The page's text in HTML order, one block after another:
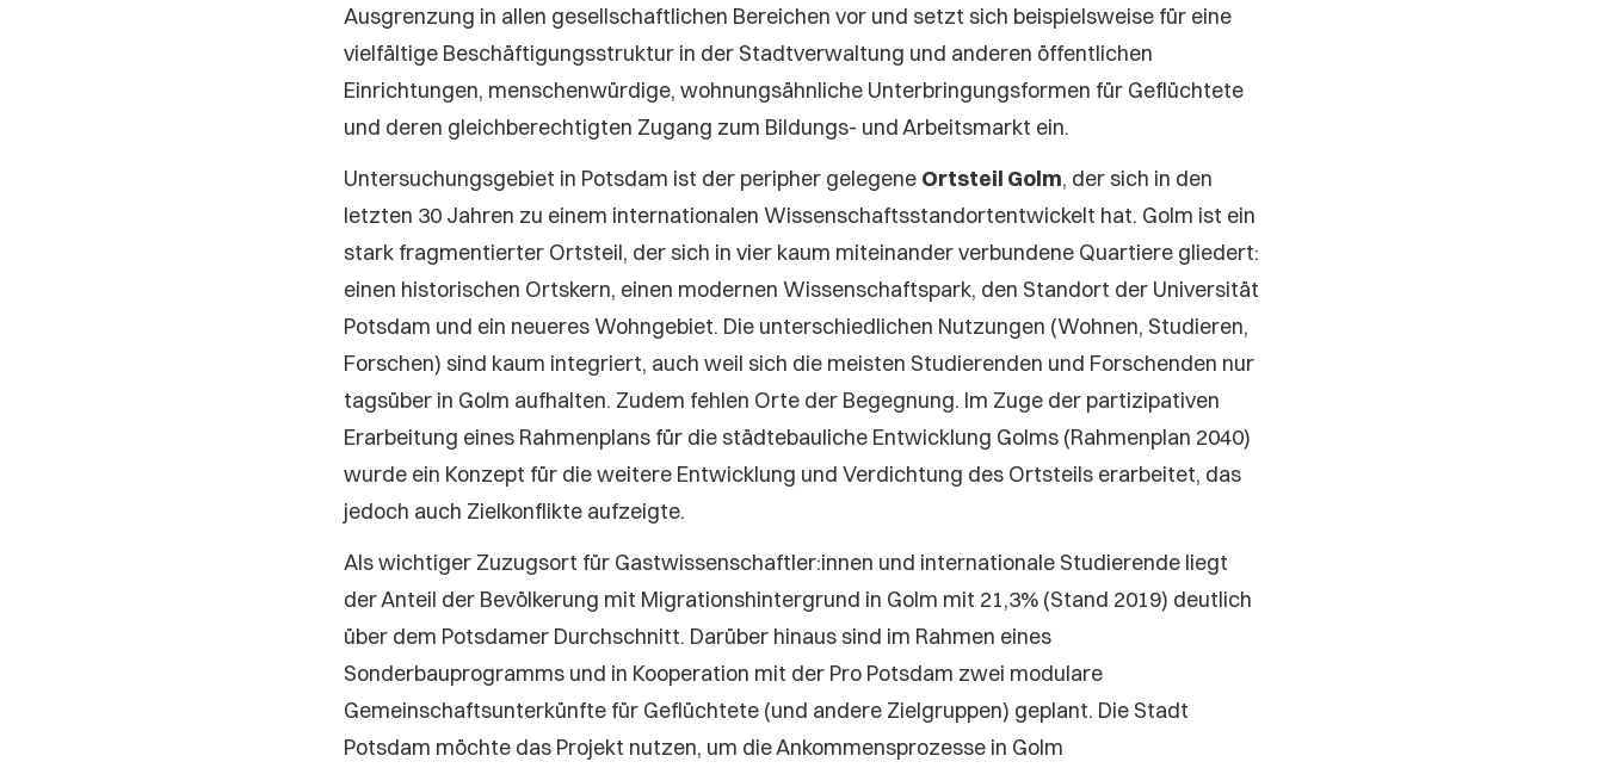
Ausgrenzung in allen gesellschaftlichen Bereichen vor und setzt sich beispielsweise für eine
vielfältige Beschäftigungsstruktur in der Stadtverwaltung und anderen öffentlichen
Einrichtungen, menschenwürdige, wohnungsähnliche Unterbringungsformen für Geflüchtete
und deren gleichberechtigten Zugang zum Bildungs- und Arbeitsmarkt ein.
Untersuchungsgebiet in Potsdam ist der peripher gelegene Ortsteil Golm, der sich in den
letzten 30 Jahren zu einem internationalen Wissenschaftsstandortentwickelt hat. Golm ist ein
stark fragmentierter Ortsteil, der sich in vier kaum miteinander verbundene Quartiere gliedert:
einen historischen Ortskern, einen modernen Wissenschaftspark, den Standort der Universität
Potsdam und ein neueres Wohngebiet. Die unterschiedlichen Nutzungen (Wohnen, Studieren,
Forschen) sind kaum integriert, auch weil sich die meisten Studierenden und Forschenden nur
tagsüber in Golm aufhalten. Zudem fehlen Orte der Begegnung. Im Zuge der partizipativen
Erarbeitung eines Rahmenplans für die städtebauliche Entwicklung Golms (Rahmenplan 2040)
wurde ein Konzept für die weitere Entwicklung und Verdichtung des Ortsteils erarbeitet, das
jedoch auch Zielkonflikte aufzeigte.
Als wichtiger Zuzugsort für Gastwissenschaftler:innen und internationale Studierende liegt
der Anteil der Bevölkerung mit Migrationshintergrund in Golm mit 21,3% (Stand 2019) deutlich
über dem Potsdamer Durchschnitt. Darüber hinaus sind im Rahmen eines
Sonderbauprogramms und in Kooperation mit der Pro Potsdam zwei modulare
Gemeinschaftsunterkünfte für Geflüchtete (und andere Zielgruppen) geplant. Die Stadt
Potsdam möchte das Projekt nutzen, um die Ankommensprozesse in Golm